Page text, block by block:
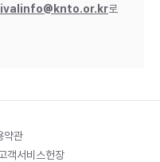
로
약관
객서비스헌장